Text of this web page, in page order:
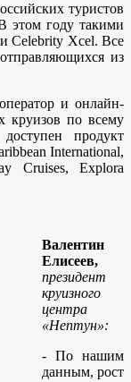
туристов
этом году такими
Celebrity Xcel. Все
из
и онлайн-
круизов по всему
продукт
International,
Cruises, Explora
Валентин
Елисеев,
президент
круизного
центра
«Нептун»:
- По нашим
данным, рост